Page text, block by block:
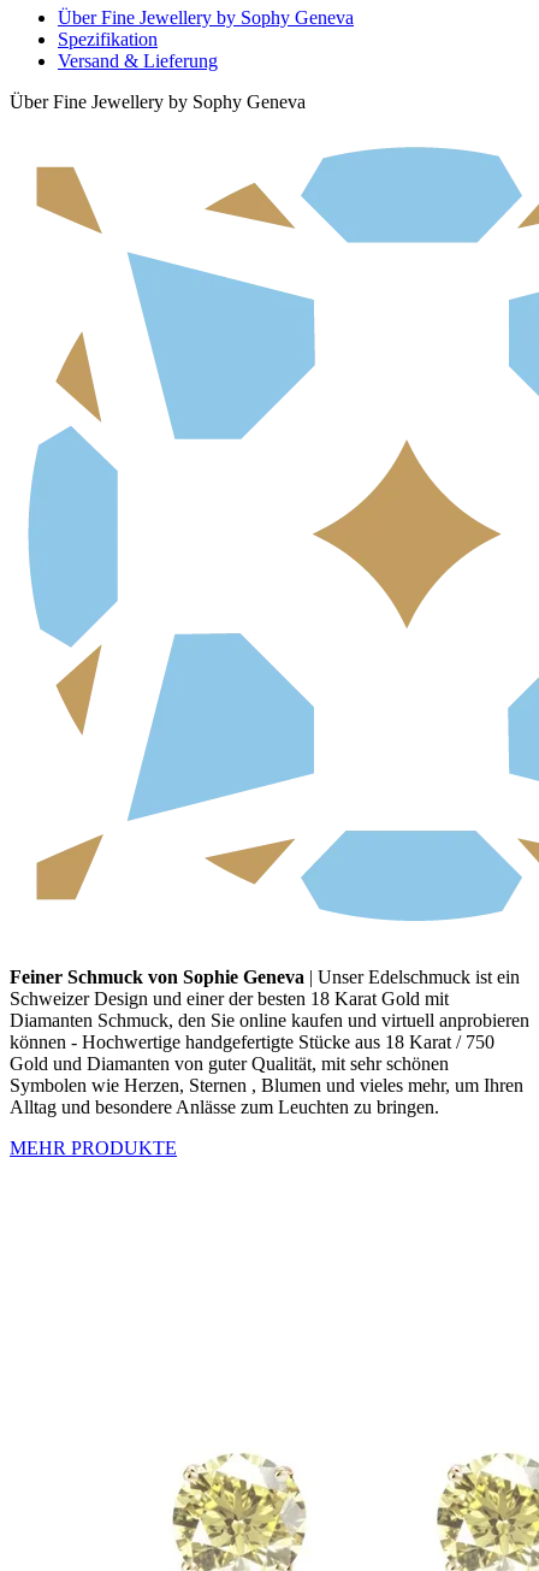
Über Fine Jewellery by Sophy Geneva
Spezifikation
Versand & Lieferung
Über Fine Jewellery by Sophy Geneva
Feiner Schmuck von Sophie Geneva | Unser Edelschmuck ist ein
Schweizer Design und einer der besten 18 Karat Gold mit
Diamanten Schmuck, den Sie online kaufen und virtuell anprobieren
können - Hochwertige handgefertigte Stücke aus 18 Karat / 750
Gold und Diamanten von guter Qualität, mit sehr schönen
Symbolen wie Herzen, Sternen , Blumen und vieles mehr, um Ihren
Alltag und besondere Anlässe zum Leuchten zu bringen.
MEHR PRODUKTE